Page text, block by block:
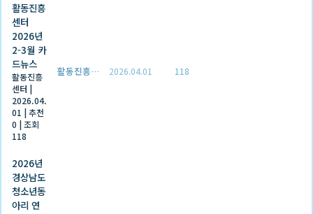
활동진흥
센터
2026년
2-3월 카
드뉴스
활동진흥
센터 |
2026.04.
01 |추천
0 |조회
118
활동진흥센터 2026.04.01 118
2026년
경상남도
청소년동
아리 연